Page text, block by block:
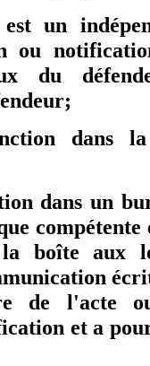
un
ou
du
dans
dans un
boîte aux
de l'acte
et a